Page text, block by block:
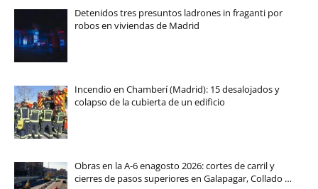
Detenidos tres presuntos ladrones in fraganti por
robos en viviendas de Madrid
Incendio en Chamberí (Madrid): 15 desalojados y
colapso de la cubierta de un edificio
Obras en la A-6 enagosto 2026: cortes de carril y
cierres de pasos superiores en Galapagar, Collado …